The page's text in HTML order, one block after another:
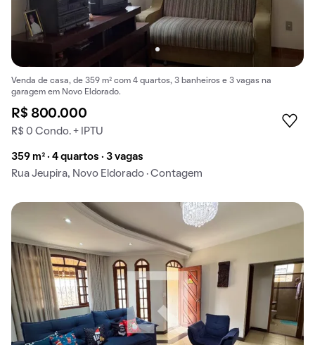
Venda de casa, de 359 m² com 4 quartos, 3 banheiros e 3 vagas na
garagem em Novo Eldorado.
R$ 800.000
R$ 0 Condo. + IPTU
359 m² · 4 quartos · 3 vagas
Rua Jeupira, Novo Eldorado · Contagem